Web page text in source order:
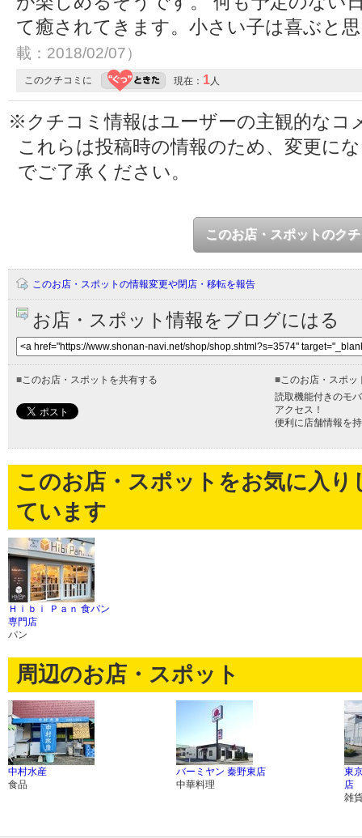
て癒されてきます。小さい子は喜ぶと
載：2018/02/07）
このクチコミに 現在： 1人
※クチコミ情報はユーザーの主観的なコ
これらは投稿時の情報のため、変更に
でご了承ください。
このお店・スポットのク
このお店・スポットの情報変更や閉店・移転を報告
お店・スポット情報をブログにはる
■このお店・スポットを共有する ■このお店・スポッ
読取機能付きのモ
アクセス！
便利に店舗情報を
このお店・スポットをお気に入
ています
Ｈｉｂｉ Ｐａｎ 食パン
専門店
パン
周辺のお店・スポット
中村水産
食品
バーミヤン 秦野東店
中華料理
東
店
雑